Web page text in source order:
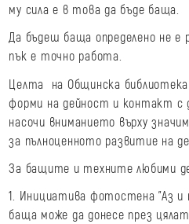
му сила е в това да бъде баща.
Да бъдеш баща определено не е
пък е точно работа.
Целта
на Общинска
форми на дейност и контакт с
насочи вниманието върху
за пълноценното развитие на
За бащите и техните любими
1. Инициатива фотостена "Аз
баща може да донесе през